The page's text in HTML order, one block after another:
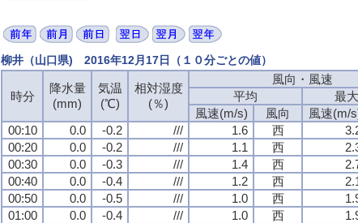
柳井（山口県) 2016年12月17日（１０分ごとの値）
時分
降水量
(mm)
気温
(℃)
相対湿度
(％)
風向・風速
平均
最
風速(m/s)
風向 風速(m/
00:10
0.0 -0.2 /// 1.6 西
00:20
0.0 -0.2 /// 1.1 西
00:30
0.0 -0.3 /// 1.4 西
00:40
0.0 -0.4 /// 1.2 西
00:50
0.0 -0.5 /// 1.0 西
01:00
0.0 -0.4 /// 1.0 西